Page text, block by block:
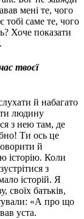
мені те, чого
тобі саме те, чого
Хоче показати
твоєї
й набагато
людину
з нею там, де
Ти ось це
й
історію. Коли
з
історій. Я
своїх батьків,
«А про що
уста.